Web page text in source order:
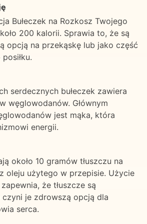
Bułeczek na Rozkosz Twojego
200 kalorii. Sprawia to, że są
opcją na przekąskę lub jako część
serdecznych bułeczek zawiera
węglowodanów. Głównym
jest mąka, która
energii.
około 10 gramów tłuszczu na
oleju użytego w przepisie. Użycie
że tłuszcze są
czyni je zdrowszą opcją dla
serca.